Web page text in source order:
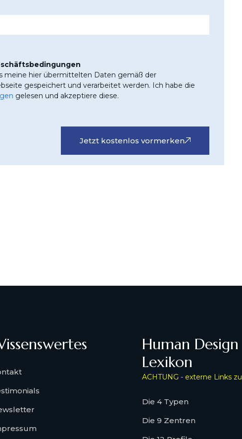
meine hier übermittelten Daten gemäß der
gespeichert und verarbeitet werden. Ich habe die
gelesen und akzeptiere diese.
Jetzt kostenlos vormerken
Human Design
Lexikon
ACHTUNG - externe Links zu
Die 4 Typen
Die 9 Zentren